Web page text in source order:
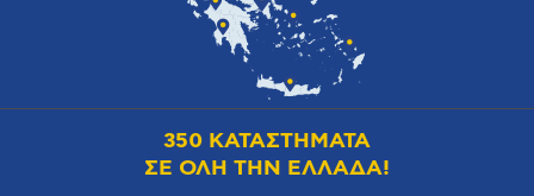
350 ΚΑΤΑΣΤΗΜΑΤΑ
ΣΕ ΟΛΗ ΤΗΝ ΕΛΛΑΔΑ!